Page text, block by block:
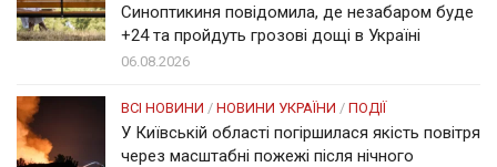
Синоптикиня повідомила, де незабаром буде
+24 та пройдуть грозові дощі в Україні
06.08.2026
ВСІ НОВИНИ / НОВИНИ УКРАЇНИ / ПОДІЇ
У Київській області погіршилася якість повітря
через масштабні пожежі після нічного